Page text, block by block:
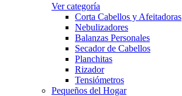
Ver categoría
Corta Cabellos y Afeitadoras
Nebulizadores
Balanzas Personales
Secador de Cabellos
Planchitas
Rizador
Tensiómetros
Pequeños del Hogar